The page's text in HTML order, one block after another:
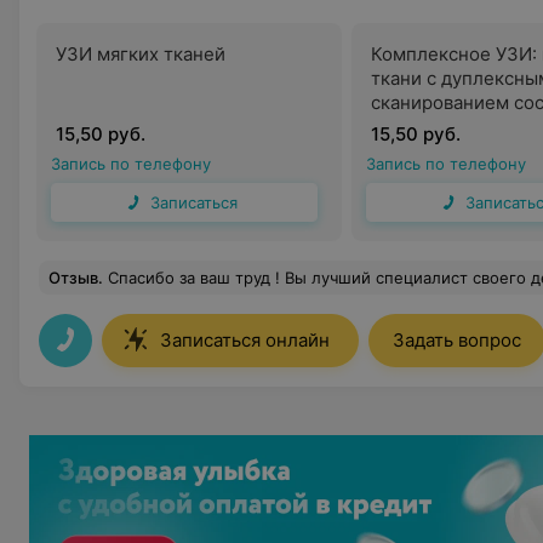
УЗИ мягких тканей
15,50 руб.
Запись по телефону
Записаться
Комплексное УЗИ:
ткани с
сканированием
одного
региона
15,50 руб.
Запись по телефону
Отзыв. Спасибо за ваш труд ! Вы лучший специалист своего дела ! Очень
Записаться онлайн Задать вопрос